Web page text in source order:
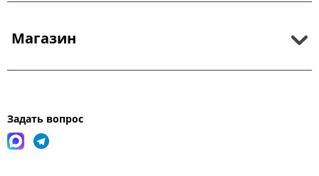
Магазин
Задать вопрос